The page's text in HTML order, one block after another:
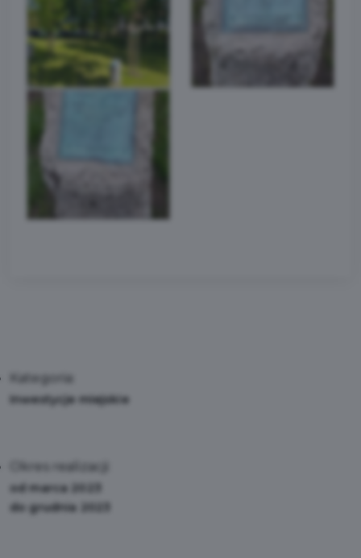
Kategoria:
Inwestycje miejskie
Okres realizacji:
od marca 2023
do grudnia 2023